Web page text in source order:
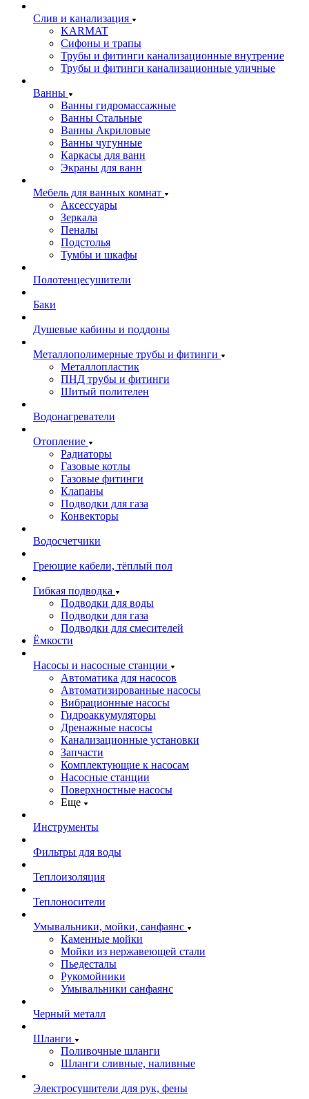
Слив и канализация
KARMAT
Сифоны и трапы
Трубы и фитинги канализационные внутрение
Трубы и фитинги канализационные уличные
Ванны
Ванны гидромассажные
Ванны Стальные
Ванны Акриловые
Ванны чугунные
Каркасы для ванн
Экраны для ванн
Мебель для ванных комнат
Аксессуары
Зеркала
Пеналы
Подстолья
Тумбы и шкафы
Полотенцесушители
Баки
Душевые кабины и поддоны
Металлополимерные трубы и фитинги
Металлопластик
ПНД трубы и фитинги
Шитый полителен
Водонагреватели
Отопление
Радиаторы
Газовые котлы
Газовые фитинги
Клапаны
Подводки для газа
Конвекторы
Водосчетчики
Греющие кабели, тёплый пол
Гибкая подводка
Подводки для воды
Подводки для газа
Подводки для смесителей
Ёмкости
Насосы и насосные станции
Автоматика для насосов
Автоматизированные насосы
Вибрационные насосы
Гидроаккумуляторы
Дренажные насосы
Канализационные установки
Запчасти
Комплектующие к насосам
Насосные станции
Поверхностные насосы
Еще
Инструменты
Фильтры для воды
Теплоизоляция
Теплоносители
Умывальники, мойки, санфаянс
Каменные мойки
Мойки из нержавеющей стали
Пьедесталы
Рукомойники
Умывальники санфаянс
Черный металл
Шланги
Поливочные шланги
Шланги сливные, наливные
Электросушители для рук, фены